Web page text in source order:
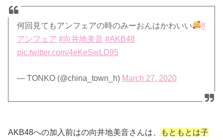
何回見てもアンフェアの時のみーおんはかわいい
#
アンフェア #向井地美音 #AKB48
pic.twitter.com/4eKeSwLD95
— TONKO (@china_town_h) March 27, 2020
AKB48への加入前はの向井地美音さんは、
もともとは子